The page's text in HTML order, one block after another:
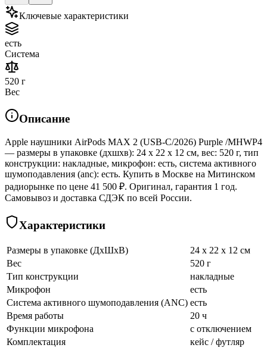
Ключевые характеристики
есть
Система
520 г
Вес
Описание
Apple наушники AirPods MAX 2 (USB-C/2026) Purple /MHWP4
— размеры в упаковке (дхшхв): 24 x 22 x 12 см, вес: 520 г, тип
конструкции: накладные, микрофон: есть, система активного
шумоподавления (anc): есть. Купить в Москве на Митинском
радиорынке по цене 41 500 ₽. Оригинал, гарантия 1 год.
Самовывоз и доставка СДЭК по всей России.
Характеристики
Размеры в упаковке (ДхШхВ)
24 x 22 x 12 см
Вес
520 г
Тип конструкции
накладные
Микрофон
есть
Система активного шумоподавления (ANC) есть
Время работы
20 ч
Функции микрофона
с отключением
Комплектация
кейс / футляр